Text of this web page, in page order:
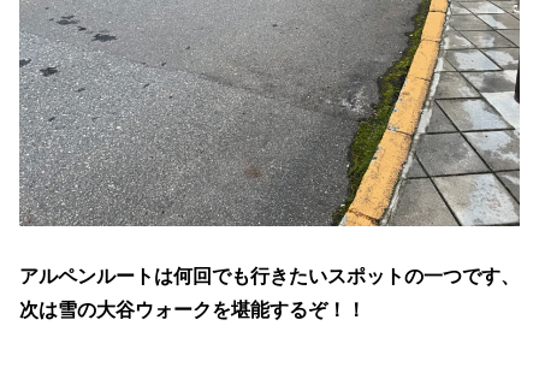
アルペンルートは何回でも行きたいスポットの一つです、
次は雪の大谷ウォークを堪能するぞ！！